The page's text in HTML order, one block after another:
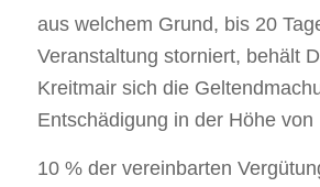
aus welchem Grund, bis 20
Veranstaltung storniert, behält
Kreitmair sich die
Entschädigung in der Höhe von
10 % der vereinbarten